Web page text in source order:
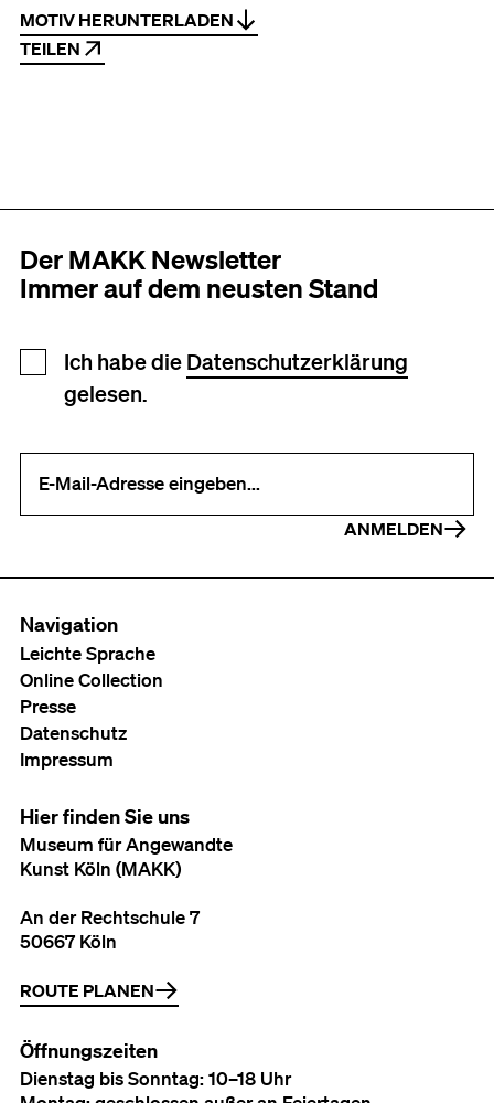
MOTIV HERUNTERLADEN
TEILEN
Der MAKK Newsletter
Immer auf dem neusten Stand
Newsletter Anmeldung
Ich habe die Datenschutzerklärung
gelesen.
ANMELDEN
Navigation
Leichte Sprache
Online Collection
Presse
Datenschutz
Impressum
Hier finden Sie uns
Museum für Angewandte
Kunst Köln (MAKK)
An der Rechtschule 7
50667 Köln
ROUTE PLANEN
Öffnungszeiten
Dienstag bis Sonntag: 10–18 Uhr